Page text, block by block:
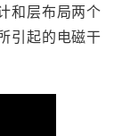
和层布局两个
引起的电磁干